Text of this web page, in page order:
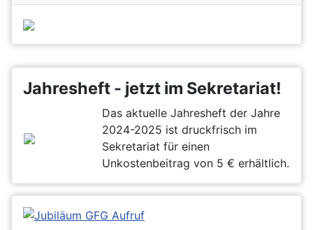
Jahresheft - jetzt im Sekretariat!
Das aktuelle Jahresheft der Jahre
2024-2025 ist druckfrisch im
Sekretariat für einen
Unkostenbeitrag von 5 € erhältlich.